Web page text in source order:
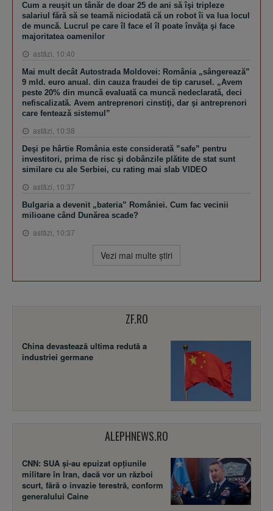
Cum a reuşit un tânăr de doar 25 de ani să îşi tripleze
salariul fără să se teamă niciodată că un robot îi va lua locul
de muncă. Lucrul pe care îl face el îl poate învăţa şi face
majoritatea oamenilor
astăzi, 10:40
Mai mult decât Autostrada Moldovei: România „sângerează”
9 mld. euro anual. din cauza fraudei de tip carusel. „Avem
peste 20% din muncă evaluată ca muncă nedeclarată, deci
nefiscalizată. Avem antreprenori cinstiţi, dar şi antreprenori
care fentează sistemul”
astăzi, 10:38
Deşi pe hârtie România este considerată ”safe” pentru
investitori, prima de risc şi dobânzile plătite de stat sunt
similare cu ale Serbiei, cu rating mai slab VIDEO
astăzi, 10:37
Bulgaria a devenit „bateria” României. Cum fac vecinii
milioane când Dunărea scade?
astăzi, 10:37
Vezi mai multe ştiri
ZF.RO
China devastează ultima redută a
industriei germane
ALEPHNEWS.RO
CNN: SUA şi-au epuizat opțiunile
militare în Iran, dacă vor un război
scurt, fără o invazie terestră, conform
generalului Caine